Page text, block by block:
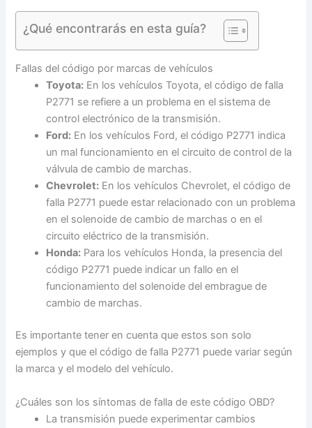
¿Qué encontrarás en esta guía?
Fallas del código por marcas de vehículos
Toyota: En los vehículos Toyota, el código de falla
P2771 se refiere a un problema en el sistema de
control electrónico de la transmisión.
Ford: En los vehículos Ford, el código P2771 indica
un mal funcionamiento en el circuito de control de la
válvula de cambio de marchas.
Chevrolet: En los vehículos Chevrolet, el código de
falla P2771 puede estar relacionado con un problema
en el solenoide de cambio de marchas o en el
circuito eléctrico de la transmisión.
Honda: Para los vehículos Honda, la presencia del
código P2771 puede indicar un fallo en el
funcionamiento del solenoide del embrague de
cambio de marchas.
Es importante tener en cuenta que estos son solo
ejemplos y que el código de falla P2771 puede variar según
la marca y el modelo del vehículo.
¿Cuáles son los síntomas de falla de este código OBD?
La transmisión puede experimentar cambios